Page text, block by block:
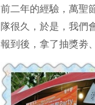
前二年的經驗，萬聖
隊很久，於是，我們
報到後，拿了抽獎劵